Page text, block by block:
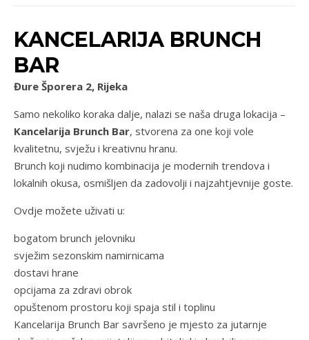
KANCELARIJA BRUNCH
BAR
Đure Šporera 2, Rijeka
Samo nekoliko koraka dalje, nalazi se naša druga lokacija –
Kancelarija Brunch Bar, stvorena za one koji vole
kvalitetnu, svježu i kreativnu hranu.
Brunch koji nudimo kombinacija je modernih trendova i
lokalnih okusa, osmišljen da zadovolji i najzahtjevnije goste.
Ovdje možete uživati u:
bogatom brunch jelovniku
svježim sezonskim namirnicama
dostavi hrane
opcijama za zdravi obrok
opuštenom prostoru koji spaja stil i toplinu
Kancelarija Brunch Bar savršeno je mjesto za jutarnje